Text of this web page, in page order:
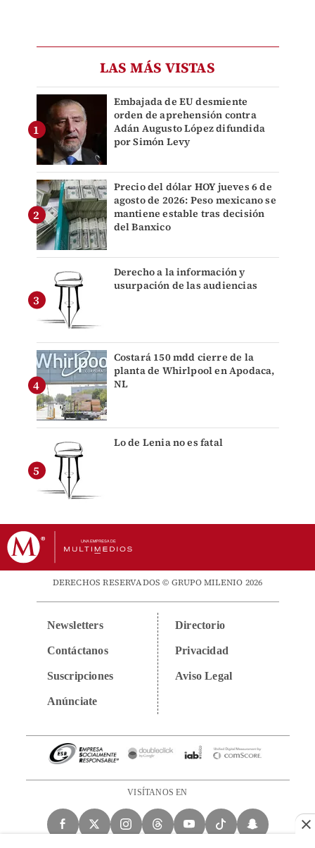
LAS MÁS VISTAS
Embajada de EU desmiente
orden de aprehensión contra
Adán Augusto López difundida
por Simón Levy
Precio del dólar HOY jueves 6 de
agosto de 2026: Peso mexicano se
mantiene estable tras decisión
del Banxico
Derecho a la información y
usurpación de las audiencias
Costará 150 mdd cierre de la
planta de Whirlpool en Apodaca,
NL
Lo de Lenia no es fatal
DERECHOS RESERVADOS © GRUPO MILENIO 2026
Newsletters
Contáctanos
Suscripciones
Anúnciate
Directorio
Privacidad
Aviso Legal
VISÍTANOS EN